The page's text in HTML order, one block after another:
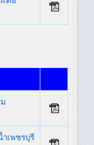
เพชรบุรี